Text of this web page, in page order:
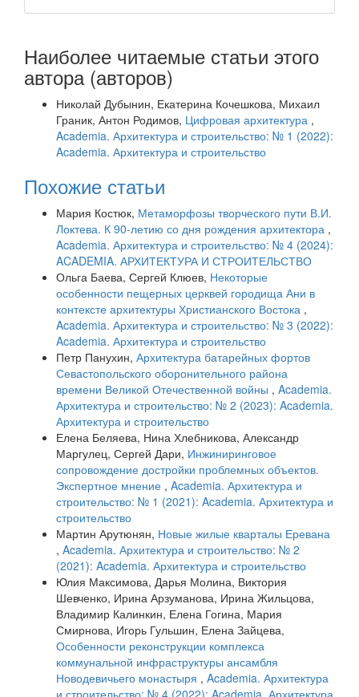
Наиболее читаемые статьи этого
автора (авторов)
Николай Дубынин, Екатерина Кочешкова, Михаил
Граник, Антон Родимов, Цифровая архитектура ,
Academia. Архитектура и строительство: № 1 (2022):
Academia. Архитектура и строительство
Похожие статьи
Мария Костюк, Метаморфозы творческого пути В.И.
Локтева. К 90-летию со дня рождения архитектора ,
Academia. Архитектура и строительство: № 4 (2024):
ACADEMIA. АРХИТЕКТУРА И СТРОИТЕЛЬСТВО
Ольга Баева, Сергей Клюев, Некоторые
особенности пещерных церквей городища Ани в
контексте архитектуры Христианского Востока ,
Academia. Архитектура и строительство: № 3 (2022):
Academia. Архитектура и строительство
Петр Панухин, Архитектура батарейных фортов
Севастопольского оборонительного района
времени Великой Отечественной войны , Academia.
Архитектура и строительство: № 2 (2023): Academia.
Архитектура и строительство
Елена Беляева, Нина Хлебникова, Александр
Маргулец, Сергей Дари, Инжиниринговое
сопровождение достройки проблемных объектов.
Экспертное мнение , Academia. Архитектура и
строительство: № 1 (2021): Academia. Архитектура и
строительство
Мартин Арутюнян, Новые жилые кварталы Еревана
, Academia. Архитектура и строительство: № 2
(2021): Academia. Архитектура и строительство
Юлия Максимова, Дарья Молина, Виктория
Шевченко, Ирина Арзуманова, Ирина Жильцова,
Владимир Калинкин, Елена Гогина, Мария
Смирнова, Игорь Гульшин, Елена Зайцева,
Особенности реконструкции комплекса
коммунальной инфраструктуры ансамбля
Новодевичьего монастыря , Academia. Архитектура
и строительство: № 4 (2022): Academia. Архитектура